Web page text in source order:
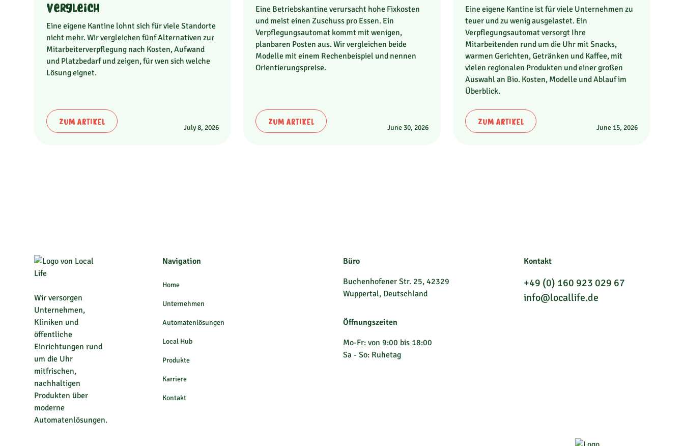
Vergleich
Eine eigene Kantine lohnt sich für viele Standorte
nicht mehr. Wir vergleichen fünf Alternativen zur
Mitarbeiterverpflegung nach Kosten, Aufwand
und Platzbedarf und zeigen, für wen sich welche
Lösung eignet.
ZUM ARTIKEL
July 8, 2026
Eine Betriebskantine verursacht hohe Fixkosten
und meist einen Zuschuss pro Essen. Ein
Verpflegungsautomat kommt mit wenigen,
planbaren Posten aus. Wir vergleichen beide
Modelle mit einem Rechenbeispiel und nennen
Orientierungspreise.
ZUM ARTIKEL
June 30, 2026
Eine eigene Kantine ist für viele Unternehmen zu
teuer und zu wenig ausgelastet. Ein
Verpflegungsautomat versorgt Ihre
Mitarbeitenden rund um die Uhr mit Snacks,
warmen Gerichten, Getränken und Kaffee, mit
vielen regionalen Produkten und einer großen
Auswahl an Bio. Kosten, Modelle und Ablauf im
Überblick.
ZUM ARTIKEL
June 15, 2026
Wir versorgen
Unternehmen,
Kliniken und
öffentliche
Einrichtungen rund
um die Uhr
mitfrischen,
nachhaltigen
Produkten über
moderne
Automatenlösungen.
Navigation
Home
Unternehmen
Automatenlösungen
Local Hub
Produkte
Karriere
Kontakt
Büro
Buchenhofener Str. 25, 42329
Wuppertal, Deutschland
Öffnungszeiten
Mo-Fr: von 9:00 bis 18:00
Sa - So: Ruhetag
Kontakt
+49 (0) 160 923 029 67
info@locallife.de